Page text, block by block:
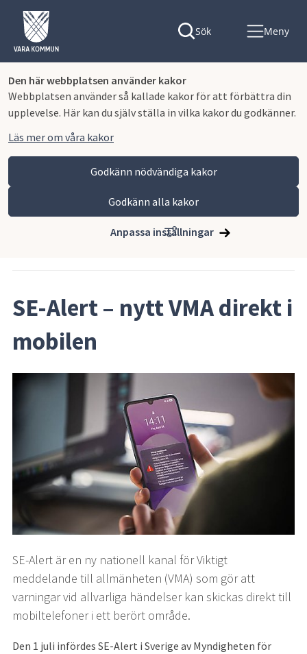
Den här webbplatsen använder kakor
Webbplatsen använder så kallade kakor för att förbättra din
upplevelse. Här kan du själv ställa in vilka kakor du godkänner.
Läs mer om våra kakor
Godkänn nödvändiga kakor
Godkänn alla kakor
Anpassa inställningar
Sök Meny
Vara kommun Nyhets- och pressrum
SE-Alert – nytt VMA direkt i
mobilen
SE-Alert är en ny nationell kanal för Viktigt
meddelande till allmänheten (VMA) som gör att
varningar vid allvarliga händelser kan skickas direkt till
mobiltelefoner i ett berört område.
Den 1 juli infördes SE-Alert i Sverige av Myndigheten för